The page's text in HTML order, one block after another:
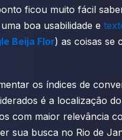
ficou muito fácil
boa usabilidade e
Beija Flor) as coisas se
os índices de
é a localização
com maior relevância
sua busca no Rio de